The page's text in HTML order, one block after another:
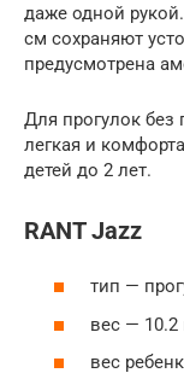
даже одной
см сохраняют
предусмотрена
Для прогулок без
легкая и
детей до 2 лет.
RANT Jazz
тип —
вес — 10.2
вес